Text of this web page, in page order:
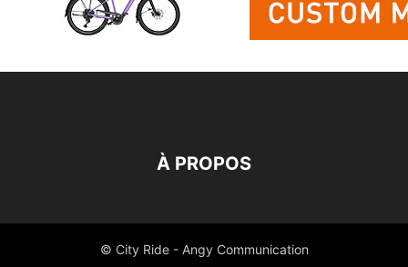
À PROPOS
© City Ride - Angy Communication